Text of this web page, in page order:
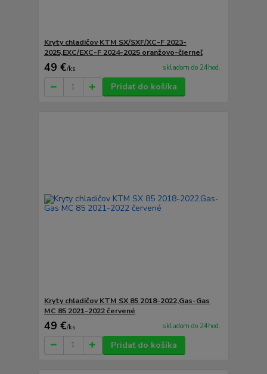
Kryty chladičov KTM SX/SXF/XC-F 2023-
2025,EXC/EXC-F 2024-2025 oranžovo-čierneľ
49 €/ks skladom do 24hod.
Pridať do košíka
Kryty chladičov KTM SX 85 2018-2022,Gas-Gas
MC 85 2021-2022 červené
49 €/ks skladom do 24hod.
Pridať do košíka